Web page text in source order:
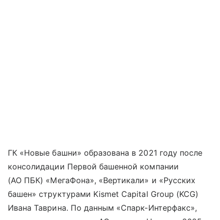
ГК «Новые башни» образована в 2021 году после
консолидации Первой башенной компании
(АО ПБК) «МегаФона», «Вертикали» и «Русских
башен» структурами Kismet Capital Group (KCG)
Ивана Таврина. По данным «Спарк-Интерфакс»,